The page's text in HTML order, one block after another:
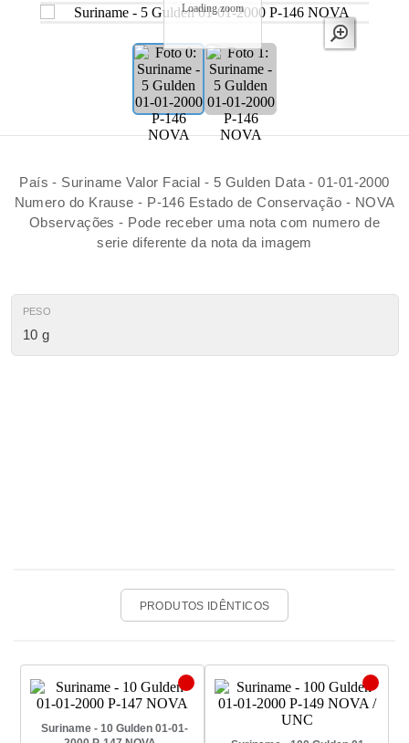
Loading zoom
País - Suriname Valor Facial - 5 Gulden Data - 01-01-2000
Numero do Krause - P-146 Estado de Conservação - NOVA
Observações - Pode receber uma nota com numero de
serie diferente da nota da imagem
PESO
10 g
PRODUTOS IDÊNTICOS
Suriname - 10 Gulden 01-01-